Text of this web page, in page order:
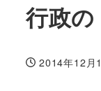
行政
投稿日
2014年12月